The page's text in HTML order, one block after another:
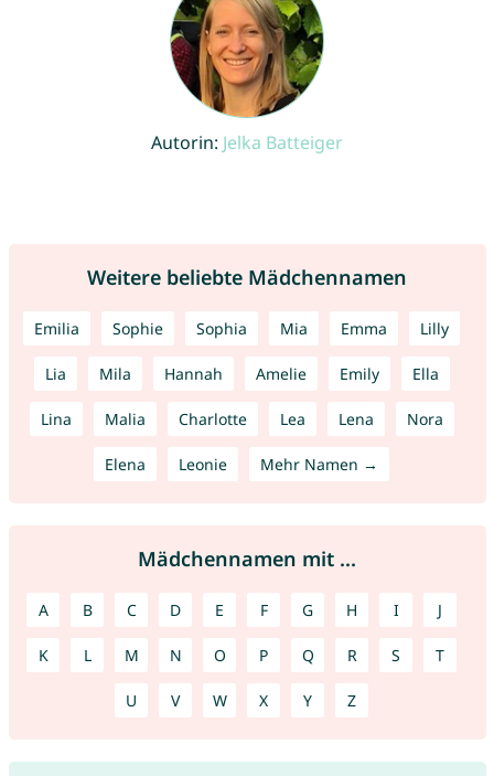
Autorin: Jelka Batteiger
Weitere beliebte Mädchennamen
Emilia Sophie Sophia Mia Emma Lilly
Lia Mila Hannah Amelie Emily Ella
Lina Malia Charlotte Lea Lena Nora
Elena Leonie Mehr Namen →
Mädchennamen mit ...
A B C D E F G H I J
K L M N O P Q R S T
U V W X Y Z